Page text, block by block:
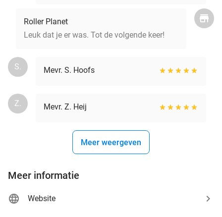
Roller Planet
Leuk dat je er was. Tot de volgende keer!
S. Mevr. S. Hoofs
Z. Mevr. Z. Heij
Meer weergeven
Meer informatie
Website